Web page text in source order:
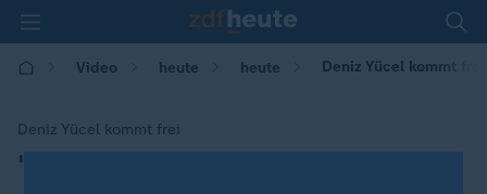
Video heute heute Deniz Yücel kommt
Deniz Yücel kommt frei
:"Fall Yücel war besondere Belastung"